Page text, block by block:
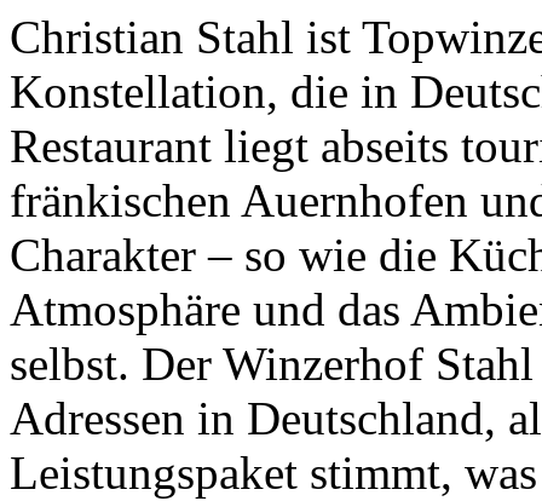
Christian Stahl ist
Konstellation, die in
Restaurant liegt abseits
fränkischen Auernhofen
Charakter – so wie die
Atmosphäre und das
selbst. Der Winzerhof
Adressen in Deutschland,
Leistungspaket stimmt,